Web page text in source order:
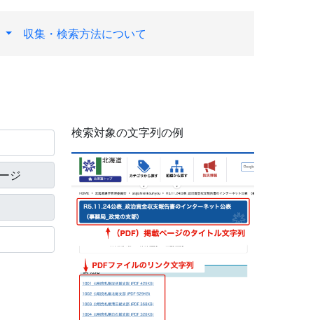
収集・検索方法について
検索対象の文字列の例